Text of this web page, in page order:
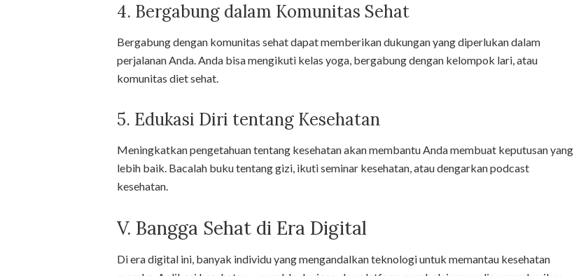
4. Bergabung dalam Komunitas Sehat
Bergabung dengan komunitas sehat dapat memberikan dukungan yang diperlukan dalam
perjalanan Anda. Anda bisa mengikuti kelas yoga, bergabung dengan kelompok lari, atau
komunitas diet sehat.
5. Edukasi Diri tentang Kesehatan
Meningkatkan pengetahuan tentang kesehatan akan membantu Anda membuat keputusan yang
lebih baik. Bacalah buku tentang gizi, ikuti seminar kesehatan, atau dengarkan podcast
kesehatan.
V. Bangga Sehat di Era Digital
Di era digital ini, banyak individu yang mengandalkan teknologi untuk memantau kesehatan